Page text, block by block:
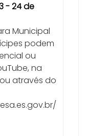
- 24 de
Municipal
podem
ou
na
através do